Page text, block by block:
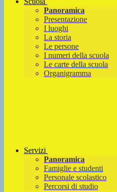
Panoramica
Presentazione
I luoghi
La storia
Le persone
I numeri della scuola
Le carte della scuola
Organigramma
Servizi
Panoramica
Famiglie e studenti
Personale scolastico
Percorsi di studio